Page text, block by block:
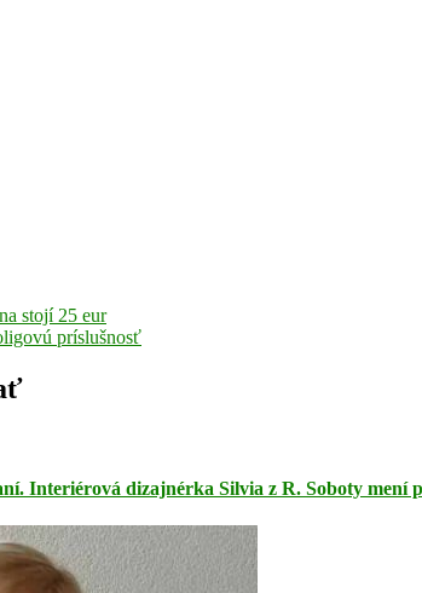
stojí 25 eur
príslušnosť
Interiérová dizajnérka Silvia z R. Soboty mení